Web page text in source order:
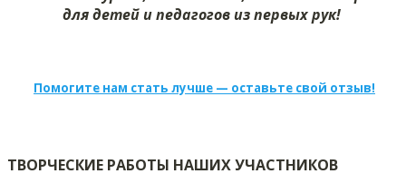
для детей и педагогов из первых рук!
Помогите нам стать лучше — оставьте свой отзыв!
ТВОРЧЕСКИЕ РАБОТЫ НАШИХ УЧАСТНИКОВ